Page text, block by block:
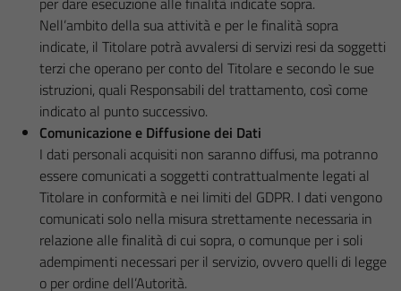
Nell’ambito della sua attività e per le finalità sopra
indicate, il Titolare potrà avvalersi di servizi resi da soggetti
terzi che operano per conto del Titolare e secondo le sue
istruzioni, quali Responsabili del trattamento, così come
indicato al punto successivo.
Comunicazione e Diffusione dei Dati
I dati personali acquisiti non saranno diffusi, ma potranno
essere comunicati a soggetti contrattualmente legati al
Titolare in conformità e nei limiti del GDPR. I dati vengono
comunicati solo nella misura strettamente necessaria in
relazione alle finalità di cui sopra, o comunque per i soli
adempimenti necessari per il servizio, ovvero quelli di legge
o per ordine dell’Autorità.